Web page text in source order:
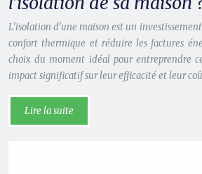
L’isolation d’une maison est un
confort thermique et réduire les factures
choix du moment idéal pour entreprendre
impact significatif sur leur efficacité et leur
Lire la suite